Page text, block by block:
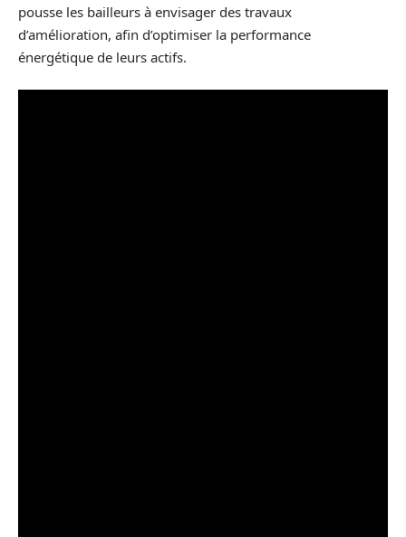
pousse les bailleurs à envisager des travaux
d’amélioration, afin d’optimiser la performance
énergétique de leurs actifs.